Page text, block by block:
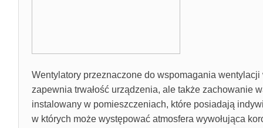
Wentylatory przeznaczone do wspomagania
zapewnia trwałość urządzenia, ale także zachowanie
instalowany w pomieszczeniach, które posiadają
w których może występować atmosfera wywołująca